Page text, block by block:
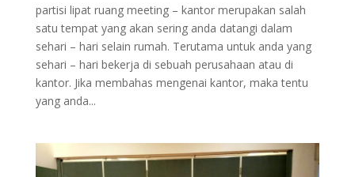
partisi lipat ruang meeting – kantor merupakan salah
satu tempat yang akan sering anda datangi dalam
sehari – hari selain rumah. Terutama untuk anda yang
sehari – hari bekerja di sebuah perusahaan atau di
kantor. Jika membahas mengenai kantor, maka tentu
yang anda...